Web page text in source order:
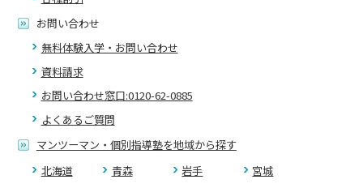
お問い合わせ
無料体験入学・お問い合わせ
資料請求
お問い合わせ窓口:0120-62-0885
よくあるご質問
マンツーマン・個別指導塾を地域から探す
北海道
青森 岩手
宮城